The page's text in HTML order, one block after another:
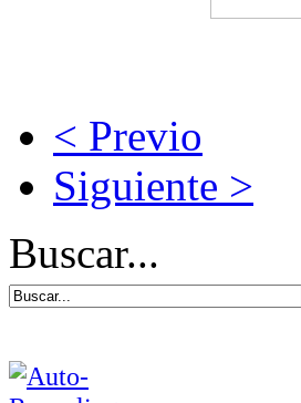
< Previo
Siguiente >
Buscar...